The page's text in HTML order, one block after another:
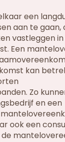
een
aan te gaan,
vastleggen
Een
kan
Zo
en een
ook een
de